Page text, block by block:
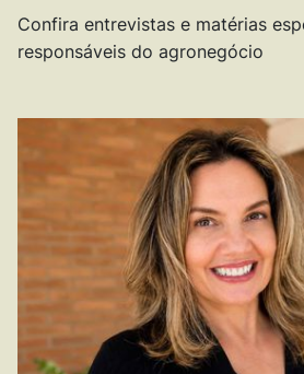
Confira entrevistas e matérias
responsáveis do agronegócio